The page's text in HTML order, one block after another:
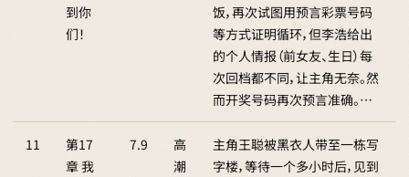
到你
们！
饭，再次试图用预言彩票号码
等方式证明循环，但李浩给出
的个人情报（前女友、生日）每
次回档都不同，让主角无奈。然
而开奖号码再次预言准确。…
11
第17
章 我
7.9
高
潮
主角王聪被黑衣人带至一栋写
字楼，等待一个多小时后，见到